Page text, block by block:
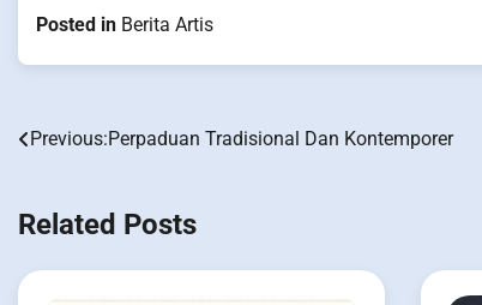
Posted in Berita Artis
Post
Previous:Perpaduan Tradisional Dan Kontemporer
Related Posts